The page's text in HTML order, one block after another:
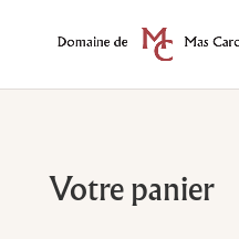
Votre panier